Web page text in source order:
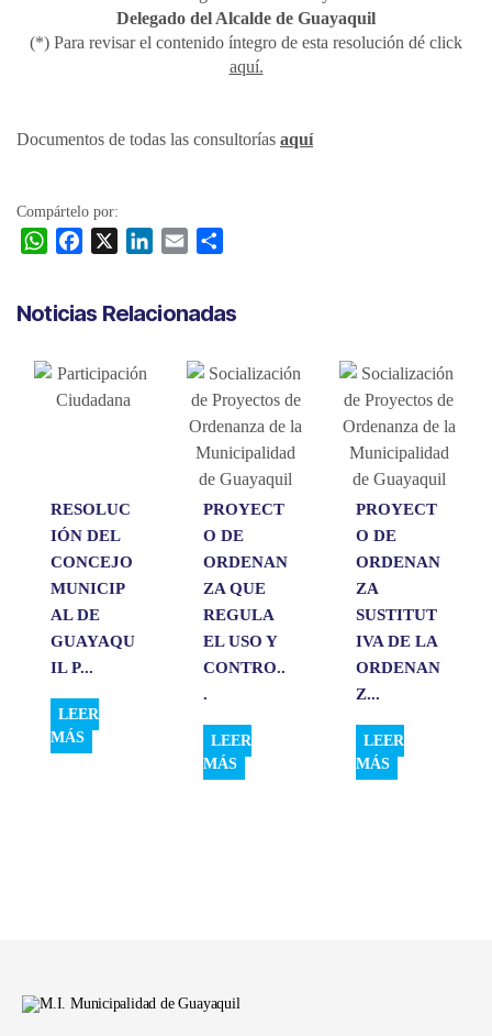
Delegado del Alcalde de Guayaquil
(*) Para revisar el contenido íntegro de esta resolución dé click
aquí.
Documentos de todas las consultorías aquí
Compártelo por:
W
t
A
e
o
o
k
i
p
r
t
i
r
Noticias Relacionadas
RESOLUC
IÓN DEL
CONCEJO
MUNICIP
AL DE
GUAYAQU
IL P...
LEER
MÁS
PROYECT
O DE
ORDENAN
ZA QUE
REGULA
EL USO Y
CONTRO..
.
LEER
MÁS
PROYECT
O DE
ORDENAN
ZA
SUSTITUT
IVA DE LA
ORDENAN
Z...
LEER
MÁS